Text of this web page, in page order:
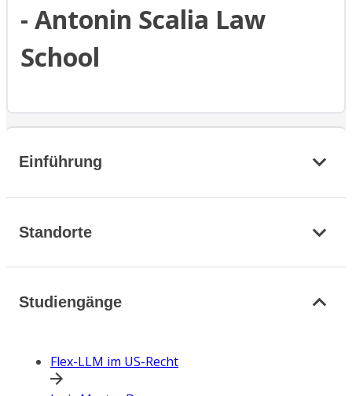
- Antonin Scalia Law
School
Einführung
Standorte
Studiengänge
Flex-LLM im US-Recht